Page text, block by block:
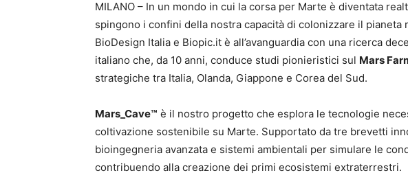
MILANO – In un mondo in cui la corsa per Marte è diventata
spingono i confini della nostra capacità di colonizzare il pianeta
BioDesign Italia e Biopic.it è all’avanguardia con una ricerca
italiano che, da 10 anni, conduce studi pionieristici sul Mars
strategiche tra Italia, Olanda, Giappone e Corea del Sud.
Mars_Cave™ è il nostro progetto che esplora le tecnologie
coltivazione sostenibile su Marte. Supportato da tre brevetti
bioingegneria avanzata e sistemi ambientali per simulare le
contribuendo alla creazione dei primi ecosistemi extraterrestri.